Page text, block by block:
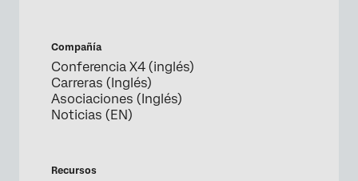
Compañía
Conferencia X4 (inglés)
Carreras (Inglés)
Asociaciones (Inglés)
Noticias (EN)
Recursos